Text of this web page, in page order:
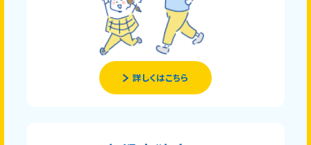
詳しくはこちら